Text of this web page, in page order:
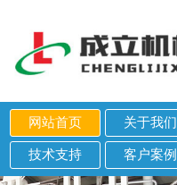
网站首页 关于我们
技术支持 客户案例